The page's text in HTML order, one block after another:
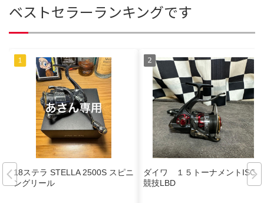
ベストセラーランキングです
18ステラ STELLA 2500S スピニ
ングリール
ダイワ １５トーナメントISO
競技LBD